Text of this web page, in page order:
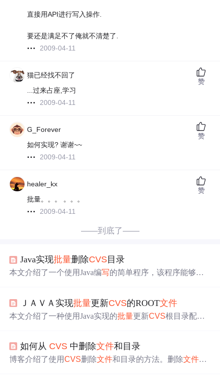
直接用API进行写入操作.
要还是满足不了俺就不清楚了.
2009-04-11
猫已经找不回了
...过来占座,学习
2009-04-11
赞
G_Forever
如何实现? 谢谢~~
2009-04-11
赞
healer_kx
批量。。。 。。。
2009-04-11
赞
——到底了——
Java实现批量删除CVS目录
本文介绍了一个使用Java编写的简单程序，该程序能够自
清理这些目录。
ＪＡＶＡ实现批量更新CVS的ROOT文件
本文介绍了一种使用Java实现的批量更新CVS根目录配置
些 文件的内容。
如何从 CVS 中删除文件和目录
博客介绍了使用CVS删除文件和目录的方法。删除文件